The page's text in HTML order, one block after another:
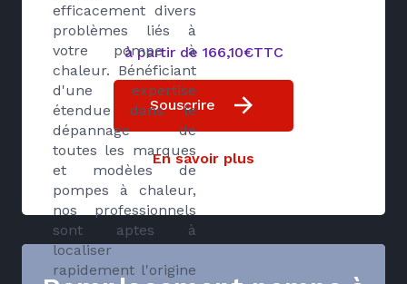
efficacement divers
problèmes liés à
votre pompe à
chaleur. Bénéficiant
d'une expertise
étendue dans le
dépannage de
toutes les marques
et modèles de
pompes à chaleur,
nos professionnels
sont aptes à
localiser
rapidement l'origine
à partir de 166,10€TTC
Souscrire
En savoir plus